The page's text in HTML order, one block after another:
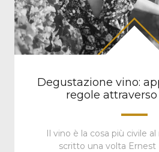
Degustazione vino:
regole attraverso
Il vino è la cosa più civile
scritto una volta